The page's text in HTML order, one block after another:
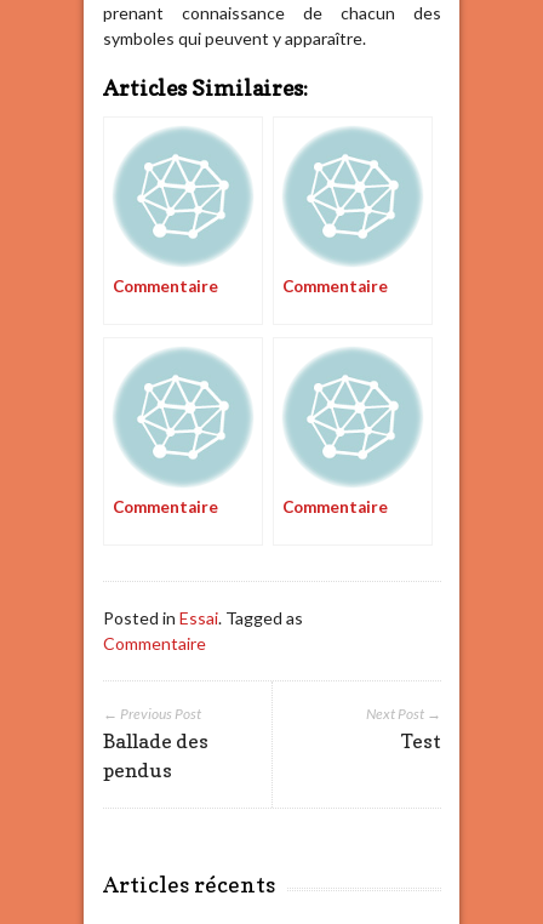
prenant connaissance de chacun des
symboles qui peuvent y apparaître.
Articles Similaires:
Commentaire Commentaire
Commentaire Commentaire
Posted in Essai. Tagged as
Commentaire
Next Post →
Test
← Previous Post
Ballade des
pendus
Articles récents